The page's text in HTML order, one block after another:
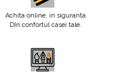
Achita online, in siguranta
DIn confortul casei tale.